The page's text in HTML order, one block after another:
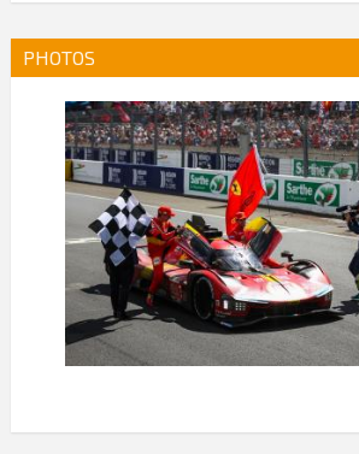
PHOTOS